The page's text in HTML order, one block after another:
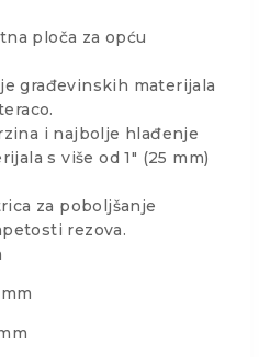
ploča za opću
građevinskih materijala
i najbolje hlađenje
s više od 1″ (25 mm)
za poboljšanje
rezova.